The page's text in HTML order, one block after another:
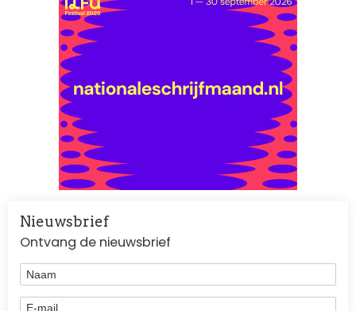
Nieuwsbrief
Ontvang de nieuwsbrief
Naam
E-mail